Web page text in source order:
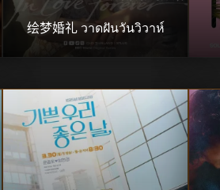
绘梦婚礼 วาดฝันวันวิวาห์